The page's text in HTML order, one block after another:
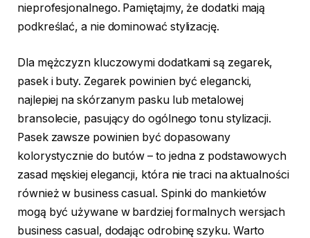
nieprofesjonalnego. Pamiętajmy, że dodatki mają
podkreślać, a nie dominować stylizację.
Dla mężczyzn kluczowymi dodatkami są zegarek,
pasek i buty. Zegarek powinien być elegancki,
najlepiej na skórzanym pasku lub metalowej
bransolecie, pasujący do ogólnego tonu stylizacji.
Pasek zawsze powinien być dopasowany
kolorystycznie do butów – to jedna z podstawowych
zasad męskiej elegancji, która nie traci na aktualności
również w business casual. Spinki do mankietów
mogą być używane w bardziej formalnych wersjach
business casual, dodając odrobinę szyku. Warto